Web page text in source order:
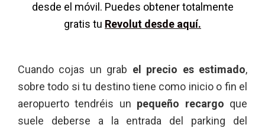
desde el móvil. Puedes obtener totalmente
gratis tu Revolut desde aquí.
Cuando cojas un grab el precio es estimado,
sobre todo si tu destino tiene como inicio o fin el
aeropuerto tendréis un pequeño recargo que
suele deberse a la entrada del parking del